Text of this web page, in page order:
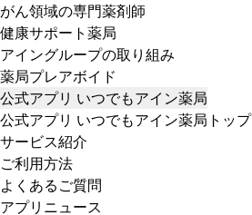
がん領域の専門薬剤師
健康サポート薬局
アイングループの取り組み
薬局プレアボイド
公式アプリ いつでもアイン薬局
公式アプリ いつでもアイン薬局トップ
サービス紹介
ご利用方法
よくあるご質問
アプリニュース